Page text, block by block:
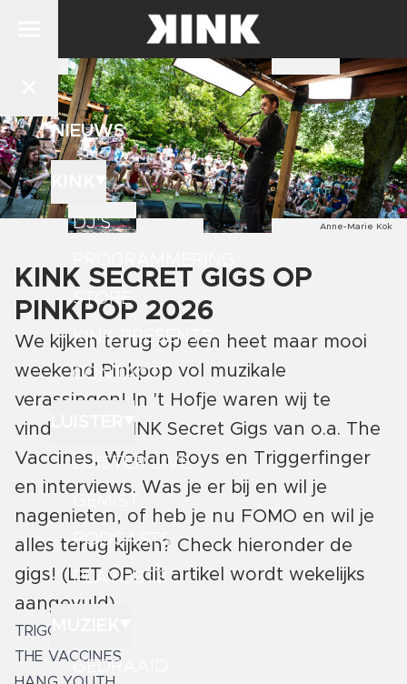
NIEUWS
DJ'S
STORE
KINK PRESENTS
CONTACT
LUISTER LIVE
PODCASTS
PLAYLISTS
GEDRAAID
Anne-Marie Kok
KINK SECRET GIGS OP
PINKPOP 2026
We kijken terug op een heet maar mooi
weekend Pinkpop vol muzikale
verassingen! In 't Hofje waren wij te
vinden met KINK Secret Gigs van o.a. The
Vaccines, Wodan Boys en Triggerfinger
en interviews. Was je er bij en wil je
nagenieten, of heb je nu FOMO en wil je
alles terug kijken? Check hieronder de
gigs! (LET OP: dit artikel wordt wekelijks
aangevuld)
TRIGGERFINGER
THE VACCINES